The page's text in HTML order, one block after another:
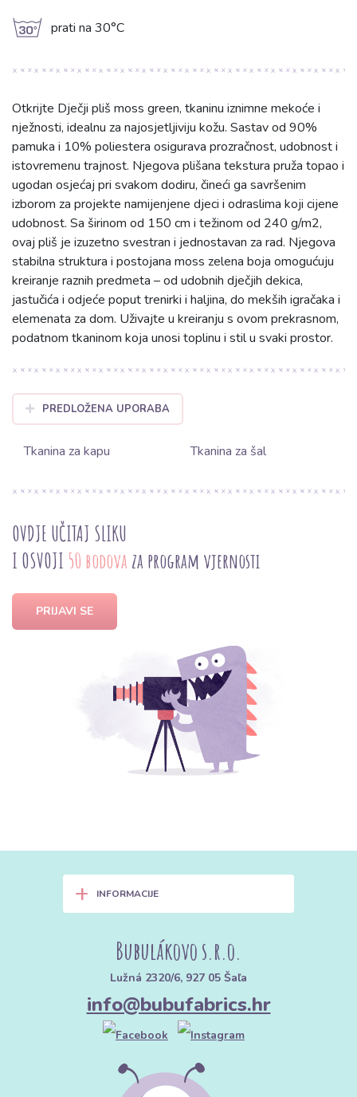
g prati na 30°C
Otkrijte Dječji pliš moss green, tkaninu iznimne mekoće i
nježnosti, idealnu za najosjetljiviju kožu. Sastav od 90%
pamuka i 10% poliestera osigurava prozračnost, udobnost i
istovremenu trajnost. Njegova plišana tekstura pruža topao i
ugodan osjećaj pri svakom dodiru, čineći ga savršenim
izborom za projekte namijenjene djeci i odraslima koji cijene
udobnost. Sa širinom od 150 cm i težinom od 240 g/m2,
ovaj pliš je izuzetno svestran i jednostavan za rad. Njegova
stabilna struktura i postojana moss zelena boja omogućuju
kreiranje raznih predmeta – od udobnih dječjih dekica,
jastučića i odjeće poput trenirki i haljina, do mekših igračaka i
elemenata za dom. Uživajte u kreiranju s ovom prekrasnom,
podatnom tkaninom koja unosi toplinu i stil u svaki prostor.
PREDLOŽENA UPORABA
Tkanina za kapu Tkanina za šal
OVDJE UČITAJ SLIKU
I OSVOJI 50 bodova za program vjernosti
PRIJAVI SE
+ INFORMACIJE
Bubulákovo s.r.o.
Lužná 2320/6, 927 05 Šaľa
info@bubufabrics.hr